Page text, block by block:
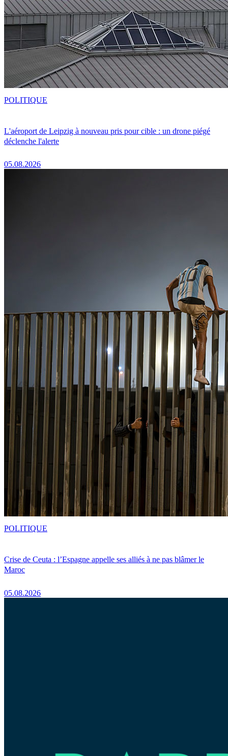
L'aéroport de Leipzig à nouveau pris pour cible : un drone piégé
déclenche l'alerte
05.08.2026
POLITIQUE
Crise de Ceuta : l’Espagne appelle ses alliés à ne pas blâmer le
Maroc
05.08.2026
POLITIQUE